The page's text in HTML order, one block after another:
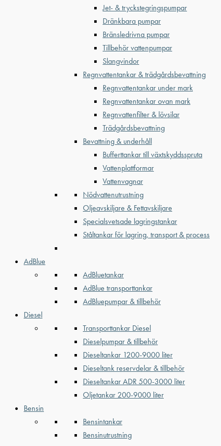
Jet- & tryckstegringspumpar
Dränkbara pumpar
Bränsledrivna pumpar
Tillbehör vattenpumpar
Slangvindor
Regnvattentankar & trädgårdsbevattning
Regnvattentankar under mark
Regnvattentankar ovan mark
Regnvattenfilter & lövsilar
Trädgårdsbevattning
Bevattning & underhåll
Bufferttankar till växtskyddsspruta
Vattenplattformar
Vattenvagnar
Nödvattenutrustning
Oljeavskiljare & Fettavskiljare
Specialsvetsade lagringstankar
Ståltankar för lagring, transport & process
AdBlue
AdBluetankar
AdBlue transporttankar
AdBluepumpar & tillbehör
Diesel
Transporttankar Diesel
Dieselpumpar & tillbehör
Dieseltankar 1200-9000 liter
Dieseltank reservdelar & tillbehör
Dieseltankar ADR 500-3000 liter
Oljetankar 200-9000 liter
Bensin
Bensintankar
Bensinutrustning